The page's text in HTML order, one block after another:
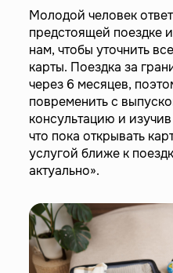
Молодой человек
предстоящей поездке
нам, чтобы уточнить
карты. Поездка за
через 6 месяцев,
повременить с
консультацию и
что пока открывать
услугой ближе к
актуально».